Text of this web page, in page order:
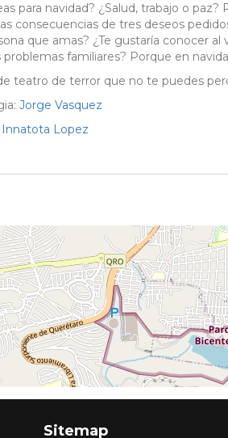
para navidad? ¿Salud, trabajo o
consecuencias de tres deseos
que amas? ¿Te gustaría conocer
familiares? Porque en
teatro de terror que no te puedes
Jorge Vasquez
Innatota Lopez
Sitemap